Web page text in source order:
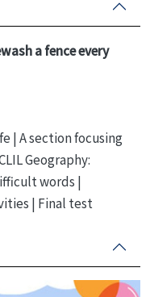
a fence every
| A section focusing
Geography:
words |
| Final test